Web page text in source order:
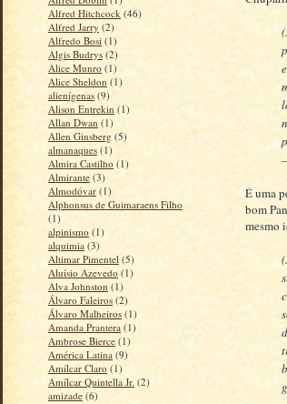
Alfred Hitchcock (46)
Alfred Jarry (2)
Alfredo Bosi (1)
Algis Budrys (2)
Alice Munro (1)
Alice Sheldon (1)
alienígenas (9)
Alison Entrekin (1)
Allan Dwan (1)
Allen Ginsberg (5)
almanaques (1)
Almira Castilho (1)
Almirante (3)
Almodóvar (1)
Alphonsus de Guimaraens Filho
(1)
alpinismo (1)
alquimia (3)
Altimar Pimentel (5)
Aluísio Azevedo (1)
Alva Johnston (1)
Álvaro Faleiros (2)
Álvaro Malheiros (1)
Amanda Prantera (1)
Ambrose Bierce (1)
América Latina (9)
Amílcar Claro (1)
Amílcar Quintella Jr. (2)
amizade (6)
É uma
bom
mesmo